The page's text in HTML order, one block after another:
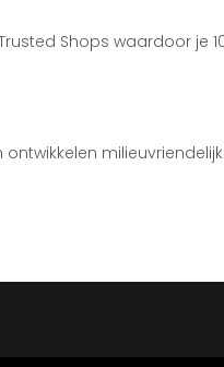
Shops waardoor je